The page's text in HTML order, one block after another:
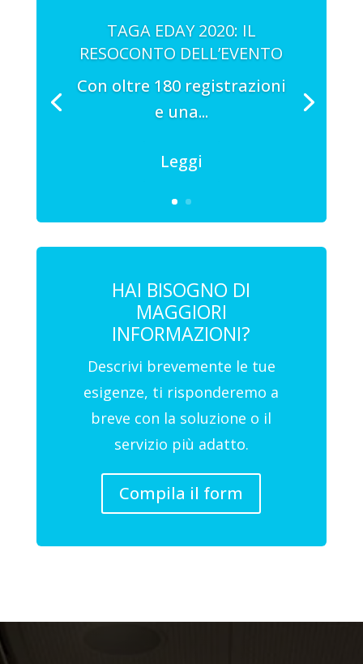
TAGA EDAY 2020: IL
RESOCONTO DELL’EVENTO
Con oltre 180 registrazioni
e una...
Leggi
HAI BISOGNO DI
MAGGIORI
INFORMAZIONI?
Descrivi brevemente le tue
esigenze, ti risponderemo a
breve con la soluzione o il
servizio più adatto.
Compila il form